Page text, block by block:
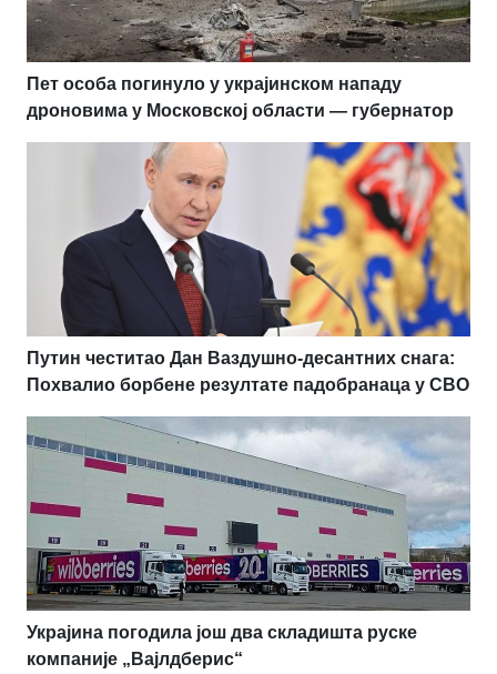
Пет особа погинуло у украјинском нападу
дроновима у Московској области — губернатор
Путин честитао Дан Ваздушно-десантних снага:
Похвалио борбене резултате падобранаца у СВО
Украјина погодила још два складишта руске
компаније „Вајлдберис“